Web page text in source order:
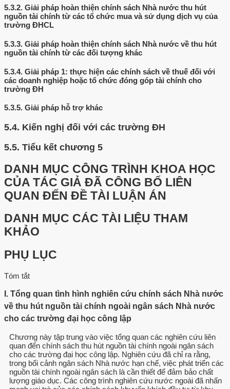
5.3.2. Giải pháp hoàn thiện chính sách Nhà nước thu hút
nguồn tài chính từ các tổ chức mua và sử dụng dịch vụ của
trường ĐHCL
5.3.3. Giải pháp hoàn thiện chính sách Nhà nước về thu hút
nguồn tài chính từ các đối tượng khác
5.3.4. Giải pháp 1: thực hiện các chính sách về thuế đối với
các doanh nghiệp hoặc tổ chức đóng góp tài chính cho
trường ĐH
5.3.5. Giải pháp hỗ trợ khác
5.4. Kiến nghị đối với các trường ĐH
5.5. Tiểu kết chương 5
DANH MỤC CÔNG TRÌNH KHOA HỌC
CỦA TÁC GIẢ ĐÃ CÔNG BỐ LIÊN
QUAN ĐẾN ĐỀ TÀI LUẬN ÁN
DANH MỤC CÁC TÀI LIỆU THAM
KHẢO
PHỤ LỤC
Tóm tắt
I. Tổng quan tình hình nghiên cứu chính sách Nhà nước
về thu hút nguồn tài chính ngoài ngân sách Nhà nước
cho các trường đại học công lập
Chương này tập trung vào việc tổng quan các nghiên cứu liên
quan đến chính sách thu hút nguồn tài chính ngoài ngân sách
cho các trường đại học công lập. Nghiên cứu đã chỉ ra rằng,
trong bối cảnh ngân sách Nhà nước hạn chế, việc phát triển các
nguồn tài chính ngoài ngân sách là cần thiết để đảm bảo chất
lượng giáo dục. Các công trình nghiên cứu nước ngoài đã nhấn